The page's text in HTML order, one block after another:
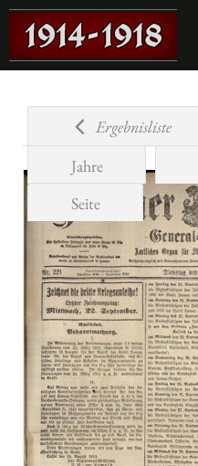
Ergebnisliste
Jahre
Seite